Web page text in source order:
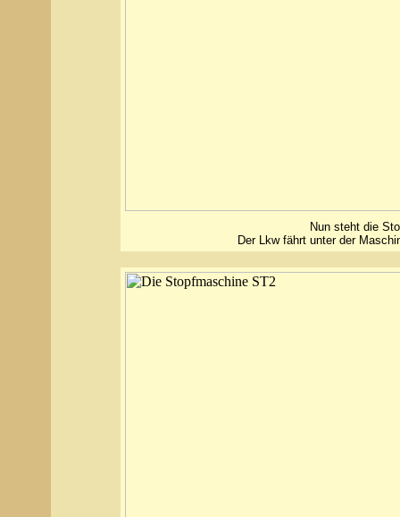
Nun steht die
Der Lkw fährt unter der